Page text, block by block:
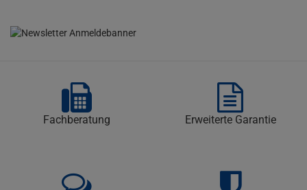
Fachberatung Erweiterte Garantie